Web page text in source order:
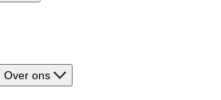
Over ons